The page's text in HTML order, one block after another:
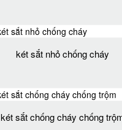
két sắt nhỏ chống cháy
két sắt chống cháy chống